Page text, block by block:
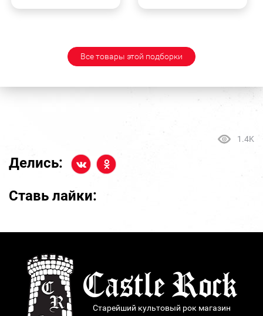
Все товары этой подборки
1.4K
Делись:
Ставь лайки:
Старейший культовый рок магазин